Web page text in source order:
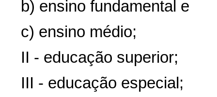
b) ensino fundamental e
c) ensino médio;
II - educação superior;
III - educação especial;